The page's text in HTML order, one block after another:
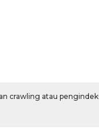
crawling atau